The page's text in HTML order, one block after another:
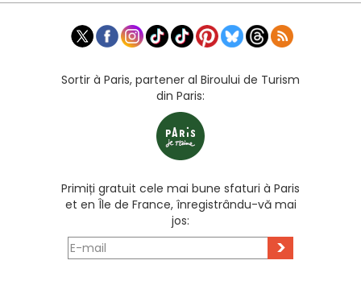
Sortir à Paris, partener al Biroului de Turism
din Paris:
Primiți gratuit cele mai bune sfaturi à Paris
et en Île de France, înregistrându-vă mai
jos:
>